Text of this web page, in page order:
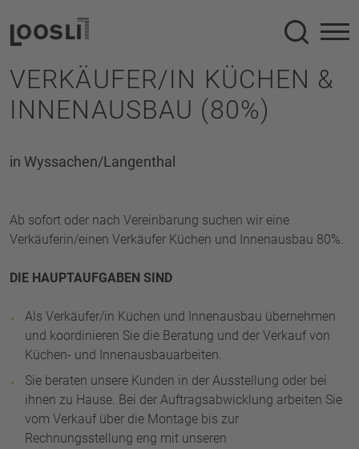
Suche
VERKÄUFER/IN KÜCHEN &
INNENAUSBAU (80%)
in Wyssachen/Langenthal
Ab sofort oder nach Vereinbarung suchen wir eine
Verkäuferin/einen Verkäufer Küchen und Innenausbau 80%.
DIE HAUPTAUFGABEN SIND
Als Verkäufer/in Küchen und Innenausbau übernehmen
und koordinieren Sie die Beratung und der Verkauf von
Küchen- und Innenausbauarbeiten.
Sie beraten unsere Kunden in der Ausstellung oder bei
ihnen zu Hause. Bei der Auftragsabwicklung arbeiten Sie
vom Verkauf über die Montage bis zur
Rechnungsstellung eng mit unseren